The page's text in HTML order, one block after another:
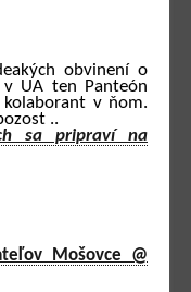
obvinení o
UA ten Panteón
kolaborant v ňom.
..
sa pripraví na
Mošovce @